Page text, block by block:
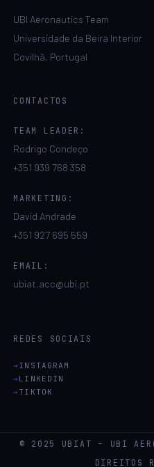
UBI Aeronautics Team
Universidade da Beira Interior
Covilhã, Portugal
CONTACTOS
TEAM LEADER:
Rodrigo Condeço
+351 939 768 358
MARKETING:
David Andrade
+351 927 695 559
EMAIL:
ubiat.acc@ubi.pt
REDES SOCIAIS
INSTAGRAM
LINKEDIN
TIKTOK
© 2025 UBIAT – UBI
DIREITOS